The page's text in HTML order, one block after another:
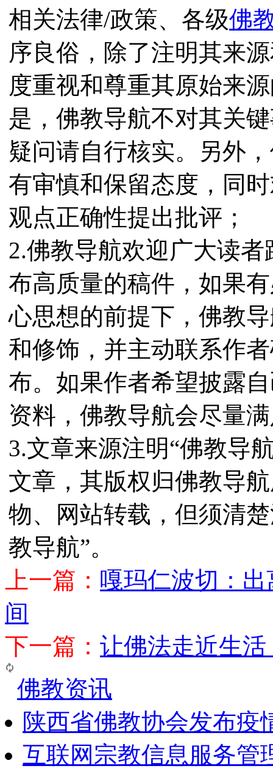
相关法律/政策、各级佛
序良俗，除了注明其来
度重视和尊重其原始来
是，佛教导航不对其关
疑问请自行核实。另外
有审慎和保留态度，同
观点正确性提出批评；
2.佛教导航欢迎广大读
布高质量的稿件，如果
心思想的前提下，佛教
和修饰，并主动联系作
布。如果作者希望披露
资料，佛教导航会尽量
3.文章来源注明“佛教导
文章，其版权归佛教导
物、网站转载，但须清
教导航”。
上一篇： 嘎玛仁波切：
间
下一篇： 让佛法走近生
佛教资讯
陕西省佛教协会发布疫
互联网宗教信息服务管